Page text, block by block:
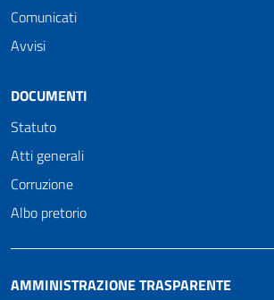
Comunicati
Avvisi
DOCUMENTI
Statuto
Atti generali
Corruzione
Albo pretorio
AMMINISTRAZIONE TRASPARENTE